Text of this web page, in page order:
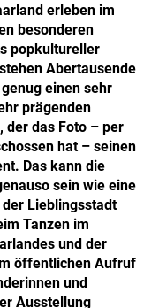
erleben im
besonderen
popkultureller
Abertausende
einen sehr
prägenden
der das Foto – per
hat – seinen
Das kann die
sein wie eine
Lieblingsstadt
Tanzen im
und der
öffentlichen Aufruf
und
Ausstellung